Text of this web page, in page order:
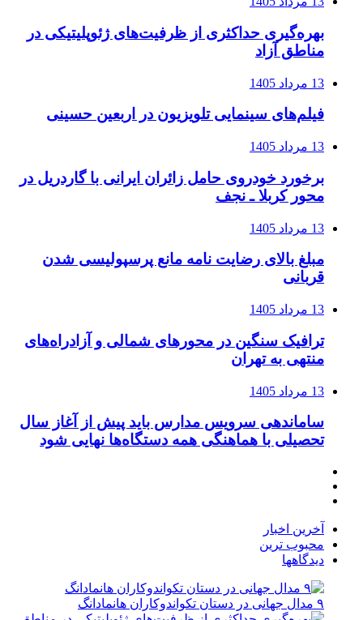
بهره‌گیری حداکثری از ظرفیت‌های ژئوپلیتیکی در
مناطق آزاد
13 مرداد 1405
فیلم‌های سینمایی تلویزیون در اربعین حسینی
13 مرداد 1405
برخورد خودروی حامل زائران ایرانی با گاردریل در
محور کربلا ـ نجف
13 مرداد 1405
مبلغ بالای رضایت نامه مانع پرسپولیسی شدن
قربانی
13 مرداد 1405
ترافیک سنگین در محورهای شمالی و آزادراه‌های
منتهی به تهران
13 مرداد 1405
ساماندهی سرویس مدارس باید پیش از آغاز سال
تحصیلی با هماهنگی همه دستگاه‌ها نهایی شود
آخرین اخبار
محبوب ترین
دیدگاهها
۹ مدال جهانی در دستان تکواندوکاران هانمادانگ